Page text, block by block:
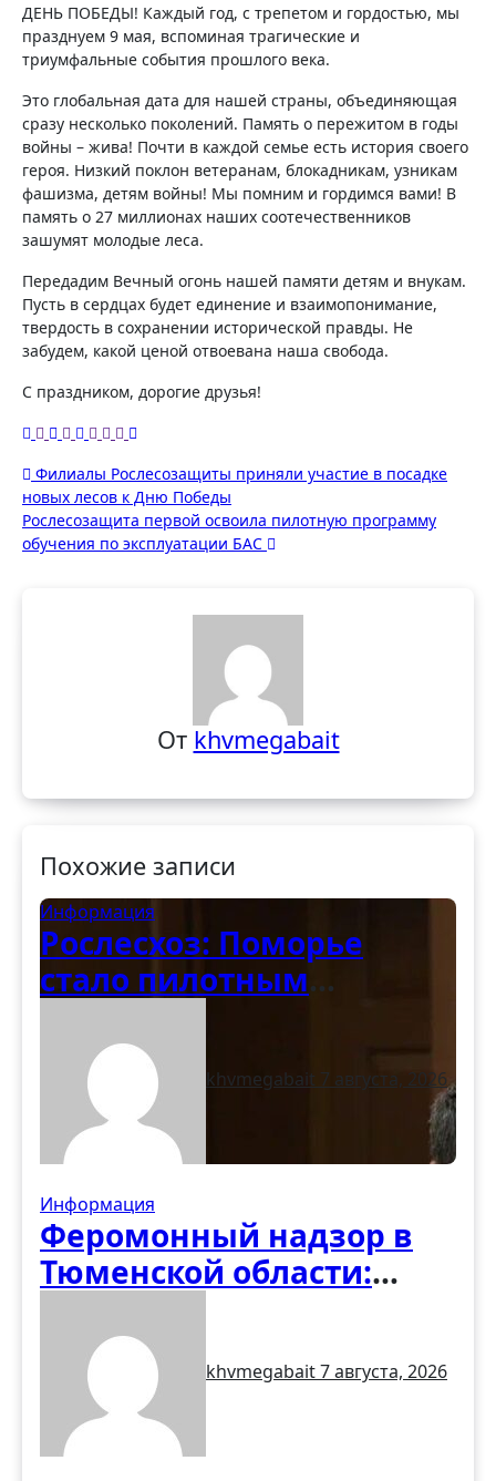
ДЕНЬ ПОБЕДЫ! Каждый год, с трепетом и гордостью, мы
празднуем 9 мая, вспоминая трагические и
триумфальные события прошлого века.
Это глобальная дата для нашей страны, объединяющая
сразу несколько поколений. Память о пережитом в годы
войны – жива! Почти в каждой семье есть история своего
героя. Низкий поклон ветеранам, блокадникам, узникам
фашизма, детям войны! Мы помним и гордимся вами! В
память о 27 миллионах наших соотечественников
зашумят молодые леса.
Передадим Вечный огонь нашей памяти детям и внукам.
Пусть в сердцах будет единение и взаимопонимание,
твердость в сохранении исторической правды. Не
забудем, какой ценой отвоевана наша свобода.
С праздником, дорогие друзья!
Навигация
по
записям
Филиалы Рослесозащиты приняли участие в посадке
новых лесов к Дню Победы
Рослесозащита первой освоила пилотную программу
обучения по эксплуатации БАС
От khvmegabait
Похожие записи
Информация
Рослесхоз: Поморье
стало пилотным
восстановлению
деревянных храмов
khvmegabait 7 августа, 2026
Информация
Феромонный надзор в
Тюменской области:
вредителей
khvmegabait7 августа, 2026